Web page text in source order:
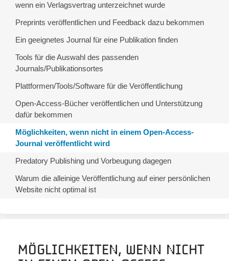
wenn ein Verlagsvertrag unterzeichnet wurde
Preprints veröffentlichen und Feedback dazu bekommen
Ein geeignetes Journal für eine Publikation finden
Tools für die Auswahl des passenden
Journals/Publikationsortes
Plattformen/Tools/Software für die Veröffentlichung
Open-Access-Bücher veröffentlichen und Unterstützung
dafür bekommen
Möglichkeiten, wenn nicht in einem Open-Access-
Journal veröffentlicht wird
Predatory Publishing und Vorbeugung dagegen
Warum die alleinige Veröffentlichung auf einer persönlichen
Website nicht optimal ist
Möglichkeiten, wenn nicht